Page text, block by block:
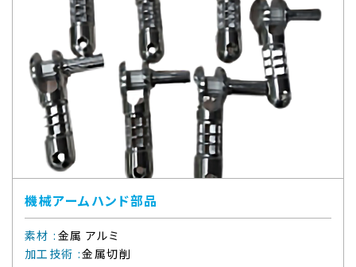
機械アームハンド部品
素材 : 金属 アルミ
加工技術 :金属切削